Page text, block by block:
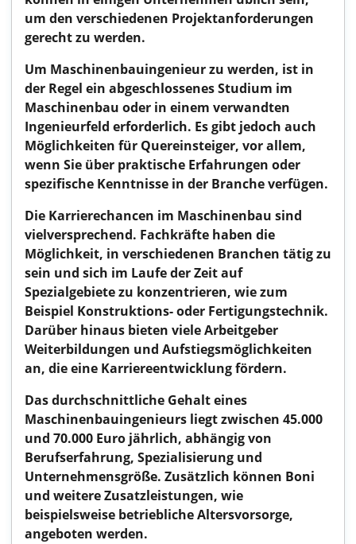
um den verschiedenen Projektanforderungen
gerecht zu werden.
Um Maschinenbauingenieur zu werden, ist in
der Regel ein abgeschlossenes Studium im
Maschinenbau oder in einem verwandten
Ingenieurfeld erforderlich. Es gibt jedoch auch
Möglichkeiten für Quereinsteiger, vor allem,
wenn Sie über praktische Erfahrungen oder
spezifische Kenntnisse in der Branche verfügen.
Die Karrierechancen im Maschinenbau sind
vielversprechend. Fachkräfte haben die
Möglichkeit, in verschiedenen Branchen tätig zu
sein und sich im Laufe der Zeit auf
Spezialgebiete zu konzentrieren, wie zum
Beispiel Konstruktions- oder Fertigungstechnik.
Darüber hinaus bieten viele Arbeitgeber
Weiterbildungen und Aufstiegsmöglichkeiten
an, die eine Karriereentwicklung fördern.
Das durchschnittliche Gehalt eines
Maschinenbauingenieurs liegt zwischen 45.000
und 70.000 Euro jährlich, abhängig von
Berufserfahrung, Spezialisierung und
Unternehmensgröße. Zusätzlich können Boni
und weitere Zusatzleistungen, wie
beispielsweise betriebliche Altersvorsorge,
angeboten werden.